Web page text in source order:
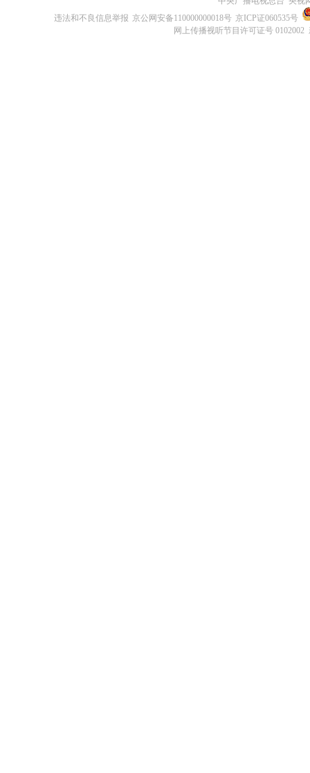
违法和不良信息举报 京公网安备110000000018号 京ICP证060535号
网上传播视听节目许可证号 0102002